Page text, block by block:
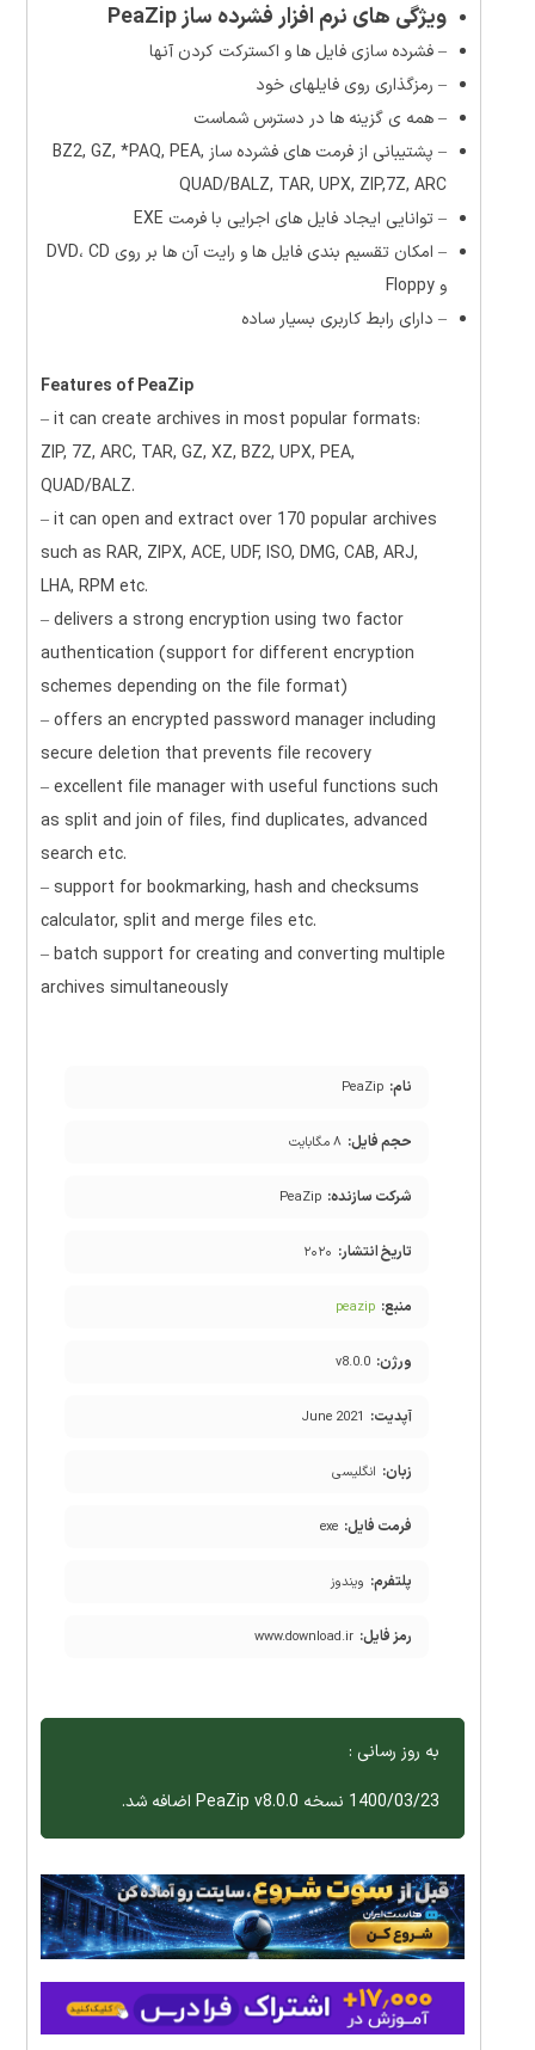
ویژگی های نرم افزار فشرده ساز PeaZip
– فشرده سازی فایل ها و اکسترکت کردن آنها
– رمزگذاری روی فایلهای خود
– همه ی گزینه ها در دسترس شماست
– پشتیبانی از فرمت های فشرده ساز BZ2, GZ, *PAQ, PEA,
QUAD/BALZ, TAR, UPX, ZIP,7Z, ARC
– توانایی ایجاد فایل های اجرایی با فرمت EXE
– امکان تقسیم بندی فایل ها و رایت آن ها بر روی DVD، CD
و Floppy
– دارای رابط کاربری بسیار ساده
Features of PeaZip
– it can create archives in most popular formats:
ZIP, 7Z, ARC, TAR, GZ, XZ, BZ2, UPX, PEA,
QUAD/BALZ.
– it can open and extract over 170 popular archives
such as RAR, ZIPX, ACE, UDF, ISO, DMG, CAB, ARJ,
LHA, RPM etc.
– delivers a strong encryption using two factor
authentication (support for different encryption
schemes depending on the file format)
– offers an encrypted password manager including
secure deletion that prevents file recovery
– excellent file manager with useful functions such
as split and join of files, find duplicates, advanced
search etc.
– support for bookmarking, hash and checksums
calculator, split and merge files etc.
– batch support for creating and converting multiple
archives simultaneously
نام: PeaZip
حجم فایل: ۸ مگابایت
شرکت سازنده: PeaZip
تاریخ انتشار: ۲۰۲۰
منبع: peazip
ورژن: v8.0.0
آپدیت: June 2021
زبان: انگلیسی
فرمت فایل: exe
پلتفرم: ویندوز
رمز فایل: www.download.ir
به روز رسانی :
1400/03/23 نسخه PeaZip v8.0.0 اضافه شد.